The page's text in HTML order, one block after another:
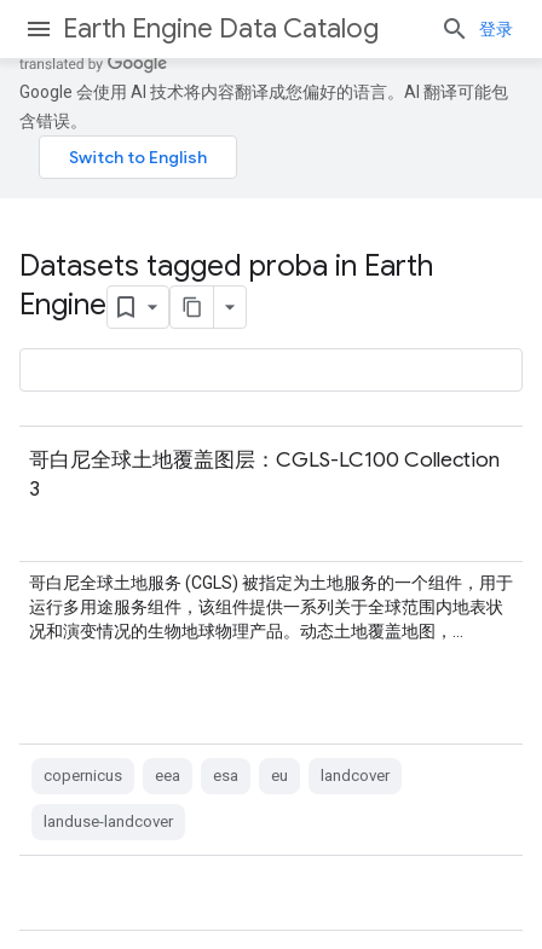
Earth Engine Data Catalog 登录
Google 会使用 AI 技术将内容翻译成您偏好的语言。AI 翻译可能包
含错误。
Datasets tagged proba in Earth
Engine
哥白尼全球土地覆盖图层：CGLS-LC100 Collection
3
哥白尼全球土地服务 (CGLS) 被指定为土地服务的一个组件，用于
运行多用途服务组件，该组件提供一系列关于全球范围内地表状
况和演变情况的生物地球物理产品。动态土地覆盖地图，…
copernicus eea esa eu landcover
landuse-landcover